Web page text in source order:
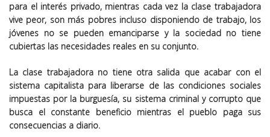
para el interés privado, mientras cada vez la clase trabajadora
vive peor, son más pobres incluso disponiendo de trabajo, los
jóvenes no se pueden emanciparse y la sociedad no tiene
cubiertas las necesidades reales en su conjunto.
La clase trabajadora no tiene otra salida que acabar con el
sistema capitalista para liberarse de las condiciones sociales
impuestas por la burguesía, su sistema criminal y corrupto que
busca el constante beneficio mientras el pueblo paga sus
consecuencias a diario.